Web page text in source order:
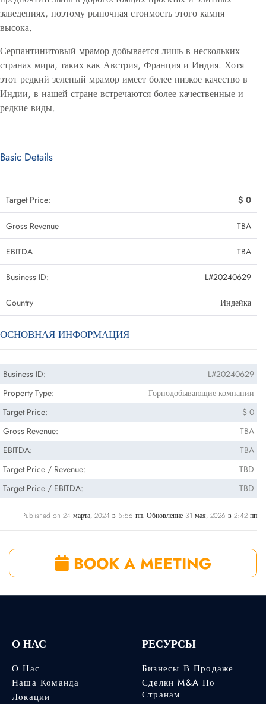
заведениях, поэтому рыночная стоимость этого камня
высока.
Серпантинитовый мрамор добывается лишь в нескольких
странах мира, таких как Австрия, Франция и Индия. Хотя
этот редкий зеленый мрамор имеет более низкое качество в
Индии, в нашей стране встречаются более качественные и
редкие виды.
Basic Details
Target Price: $ 0
Gross Revenue TBA
EBITDA TBA
Business ID: L#20240629
Country Индейка
ОСНОВНАЯ ИНФОРМАЦИЯ
Business ID:
L#20240629
Property Type:
Горнодобывающие компании
Target Price:
$ 0
Gross Revenue:
TBA
EBITDA:
TBA
Target Price / Revenue:
TBD
Target Price / EBITDA:
TBD
Published on 24 марта, 2024 в 5:56 пп. Обновление 31 мая, 2026 в 2:42 пп
BOOK A MEETING
О НАС
О Нас
Наша Команда
Локации
РЕСУРСЫ
Бизнесы В Продаже
Сделки M&A По
Странам